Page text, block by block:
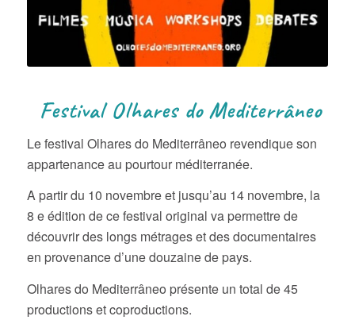
Festival Olhares do Mediterrâneo
Le festival Olhares do Mediterrâneo revendique son
appartenance au pourtour méditerranée.
A partir du 10 novembre et jusqu’au 14 novembre, la
8 e édition de ce festival original va permettre de
découvrir des longs métrages et des documentaires
en provenance d’une douzaine de pays.
Olhares do Mediterrâneo présente un total de 45
productions et coproductions.